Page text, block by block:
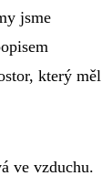
jsme
který měl
ve vzduchu.